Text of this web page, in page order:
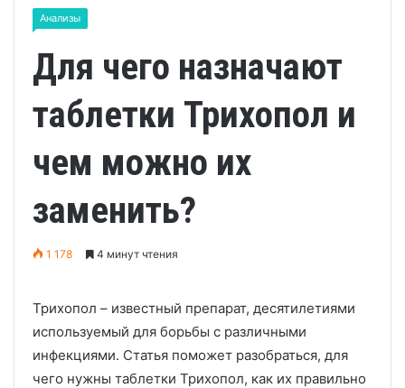
Анализы
Для чего назначают
таблетки Трихопол и
чем можно их
заменить?
1 178 4 минут чтения
Трихопол – известный препарат, десятилетиями
используемый для борьбы с различными
инфекциями. Статья поможет разобраться, для
чего нужны таблетки Трихопол, как их правильно